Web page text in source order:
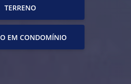
TERRENO
EM CONDOMÍNIO